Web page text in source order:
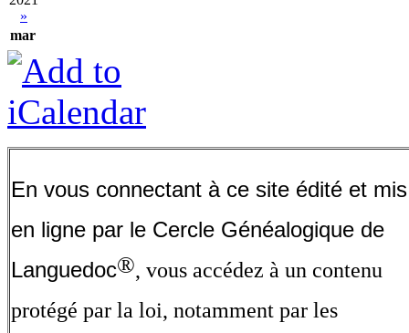
»
mar
En vous connectant à ce site édité et mis
en ligne par le Cercle Généalogique de
Languedoc®, vous accédez à un contenu
protégé par la loi, notamment par les